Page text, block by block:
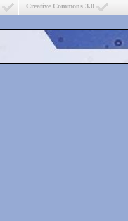
Creative Commons 3.0